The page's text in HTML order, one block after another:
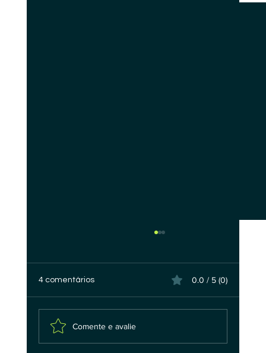
4 comentários 0.0 / 5 (0)
Comente e avalie